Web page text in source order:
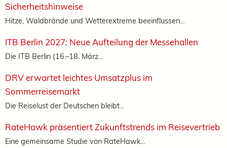
Sicherheitshinweise
Hitze, Waldbrände und Wetterextreme beeinflussen...
ITB Berlin 2027: Neue Aufteilung der Messehallen
Die ITB Berlin (16.–18. März...
DRV erwartet leichtes Umsatzplus im
Sommerreisemarkt
Die Reiselust der Deutschen bleibt...
RateHawk präsentiert Zukunftstrends im Reisevertrieb
Eine gemeinsame Studie von RateHawk...